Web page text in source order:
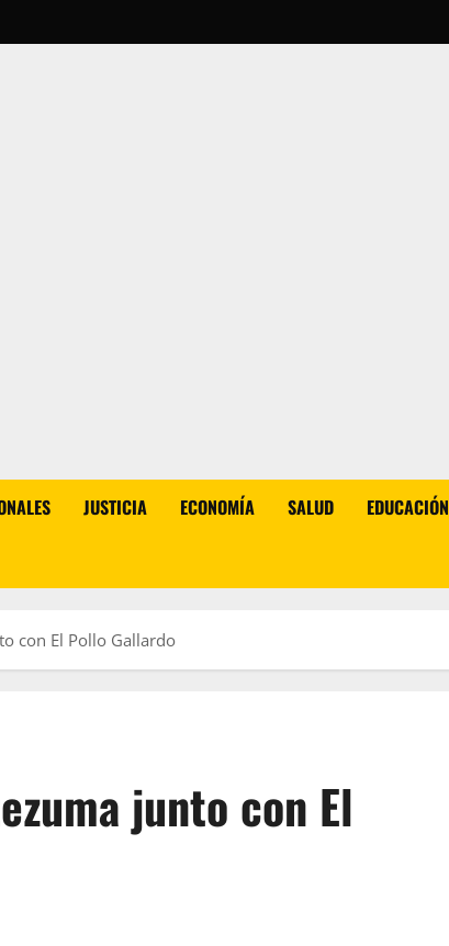
JUSTICIA ECONOMÍA SALUD EDUCACIÓN
con El Pollo Gallardo
junto con El